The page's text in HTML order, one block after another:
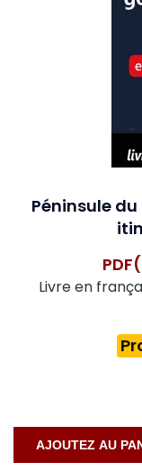
Péninsule
Livre en